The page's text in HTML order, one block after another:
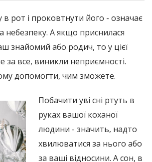
в рот і проковтнути його - означає
небезпеку. А якщо приснилася
знайомий або родич, то у цієї
все, виникли неприємності.
допомогти, чим зможете.
Побачити уві сні ртуть в
руках вашої коханої
людини - значить, надто
хвилюватися за нього або
за ваші відносини. А сон, в